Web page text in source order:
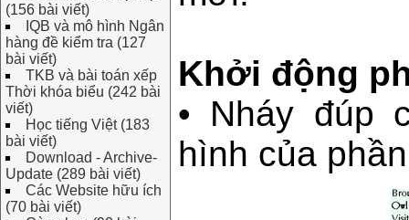
(156 bài viết)
IQB và mô hình Ngân
hàng đề kiểm tra (127
bài viết)
TKB và bài toán xếp
Thời khóa biểu (242 bài
viết)
Học tiếng Việt (183
bài viết)
Download - Archive-
Update (289 bài viết)
Các Website hữu ích
(70 bài viết)
Khởi động
• Nháy đúp
hình của